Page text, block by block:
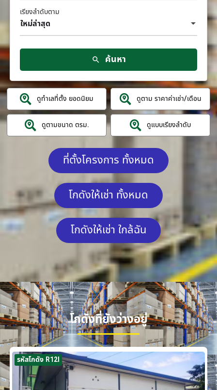
ใหม่ล่าสุด
เรียงลำดับตาม
ค้นหา
ดูทำเลที่ตั้ง ยอดนิยม ดูตาม ราคาค่าเช่า/เดือน
ดูตามขนาด ตรม. ดูแบบเรียงลำดับ
ที่ตั้งโครงการ ทั้งหมด
โกดังให้เช่า ทั้งหมด
โกดังให้เช่า ใกล้ฉัน
โกดังที่ยังว่างอยู่
รหัสโกดัง R12I